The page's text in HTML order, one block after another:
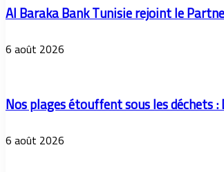
Al Baraka Bank Tunisie rejoint le
6 août 2026
Nos plages étouffent sous les déchets :
6 août 2026